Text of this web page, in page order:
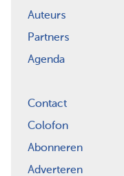
Auteurs
Partners
Agenda
Contact
Colofon
Abonneren
Adverteren